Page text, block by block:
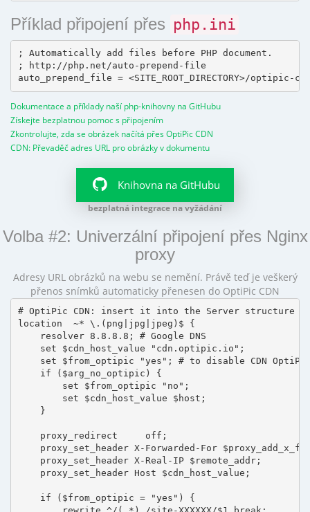
Příklad připojení přes php.ini
; Automatically add files before PHP document.
; http://php.net/auto-prepend-file
Dokumentace a příklady naší php-knihovny na GitHubu
Získejte bezplatnou pomoc s připojením
Zkontrolujte, zda se obrázek načítá přes OptiPic CDN
CDN: Převaděč adres URL pro obrázky v dokumentu
Knihovna na GitHubu
bezplatná integrace na vyžádání
Volba #2: Univerzální připojení přes Nginx
proxy
Adresy URL obrázků na webu se nemění. Právě teď je veškerý
přenos snímků automaticky přenesen do OptiPic CDN
# OptiPic CDN: insert it into the Server structure
location  ~* \.(png|jpg|jpeg)$ {
    resolver 8.8.8.8; # Google DNS
    set $cdn_host_value "cdn.optipic.io";
set $from_optipic "yes"; # to disable CDN
    if ($arg_no_optipic) {
        set $from_optipic "no";
        set $cdn_host_value $host;
    }
    proxy_redirect     off;
proxy_set_header X-Forwarded-For
    proxy_set_header X-Real-IP $remote_addr;
    proxy_set_header Host $cdn_host_value;
    if ($from_optipic = "yes") {